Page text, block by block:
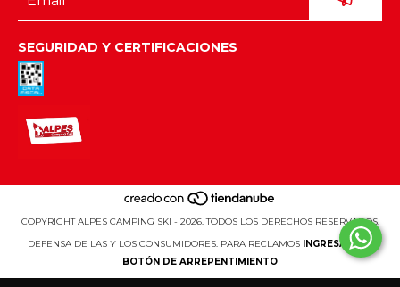
SEGURIDAD Y CERTIFICACIONES
COPYRIGHT ALPES CAMPING SKI - 2026. TODOS LOS DERECHOS RESERVADOS.
DEFENSA DE LAS Y LOS CONSUMIDORES. PARA RECLAMOS
INGRESÁ ACÁ.
BOTÓN DE ARREPENTIMIENTO